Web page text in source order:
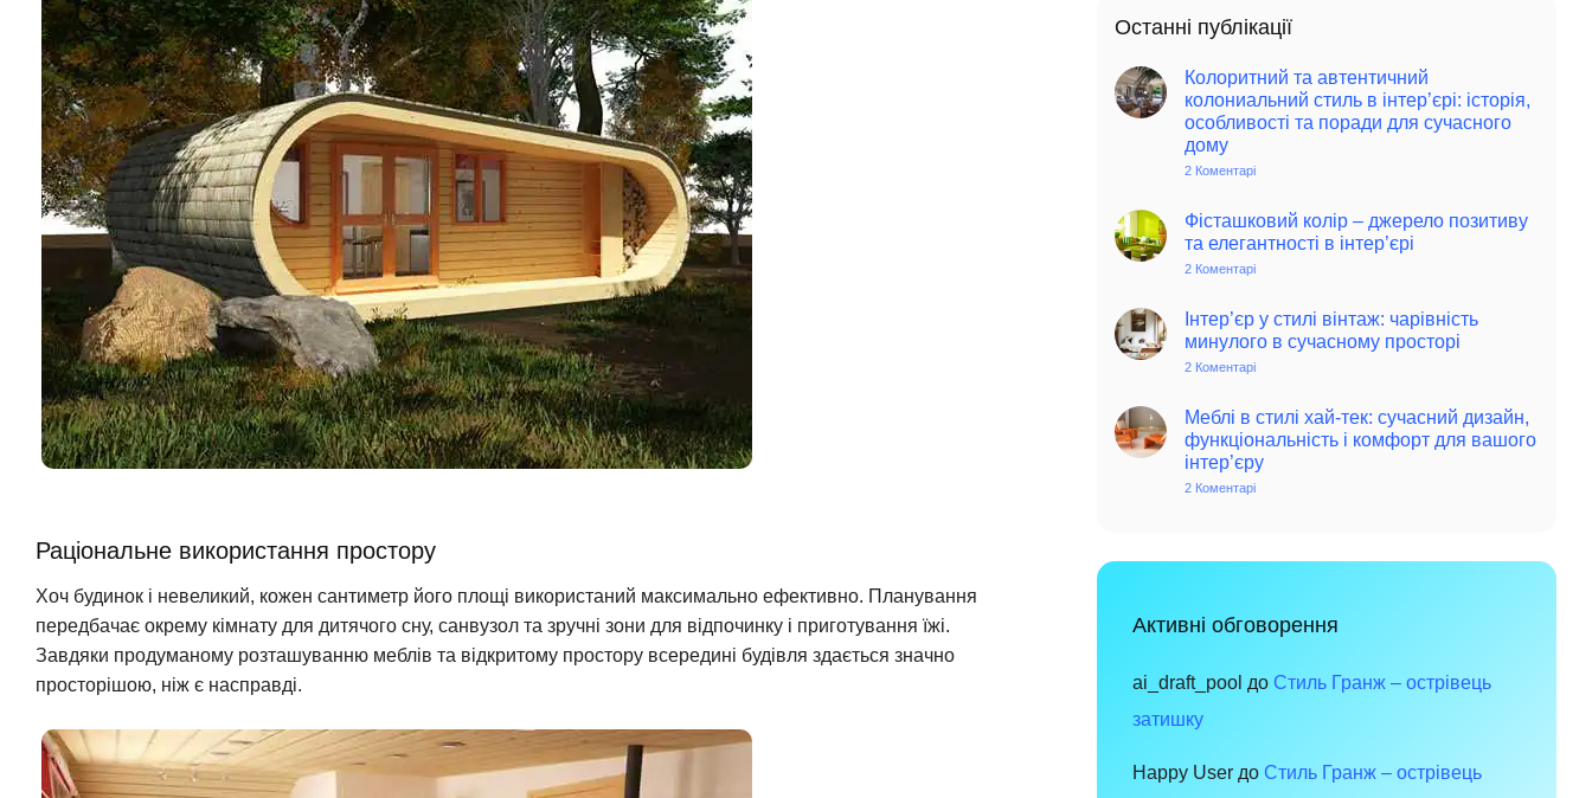
Раціональне використання простору
Хоч будинок і невеликий, кожен сантиметр його площі використаний максимально ефективно. Планування
передбачає окрему кімнату для дитячого сну, санвузол та зручні зони для відпочинку і приготування їжі.
Завдяки продуманому розташуванню меблів та відкритому простору всередині будівля здається значно
просторішою, ніж є насправді.
Останні публікації
Колоритний та автентичний
колониальний стиль в інтер’єрі: історія,
особливості та поради для сучасного
дому
2 Коментарі
автентичний
колониальний
стиль
особливості
та
поради
Фісташковий колір – джерело позитиву
та елегантності в інтер’єрі
2 Коментарі
–
джерело
позитиву
інтер’єрі
Інтер’єр у стилі вінтаж: чарівність
минулого в сучасному просторі
2 Коментарі
стилі
вінтаж:
чарівність
минулого
в
Меблі в стилі хай-тек: сучасний дизайн,
функціональність і комфорт для вашого
інтер’єру
2 Коментарі
тек:
комфорт
вашого
інтер’єру
Активні обговорення
ai_draft_pool до Стиль Гранж – острівець
затишку
Happy User до Стиль Гранж – острівець